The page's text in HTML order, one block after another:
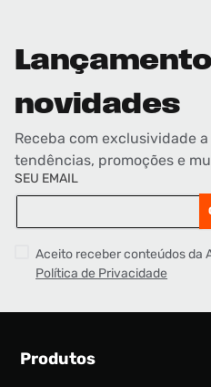
novidades
Receba com exclusividade
tendências, promoções e
SEU EMAIL
Aceito receber conteúdos da
Política de Privacidade
Produtos